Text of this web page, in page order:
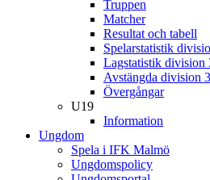
Truppen
Matcher
Resultat och tabell
Spelarstatistik
Lagstatistik division
Avstängda division
Övergångar
U19
Information
Ungdom
Spela i IFK Malmö
Ungdomspolicy